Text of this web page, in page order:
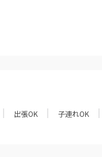
出張OK 子連れOK